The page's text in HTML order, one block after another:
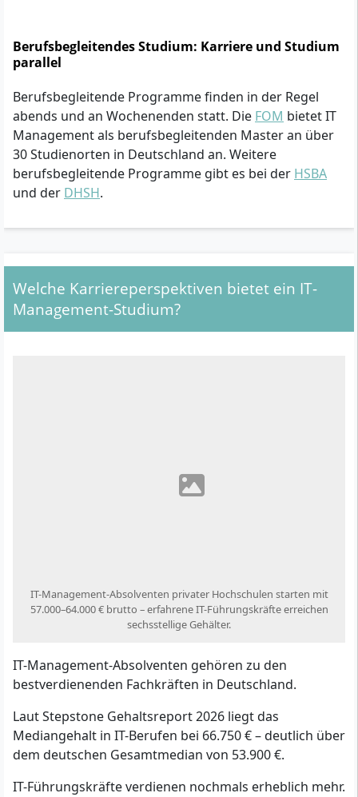
Berufsbegleitendes Studium: Karriere und Studium
parallel
Berufsbegleitende Programme finden in der Regel
abends und an Wochenenden statt. Die FOM bietet IT
Management als berufsbegleitenden Master an über
30 Studienorten in Deutschland an. Weitere
berufsbegleitende Programme gibt es bei der HSBA
und der DHSH.
Welche Karriereperspektiven bietet ein IT-
Management-Studium?
IT-Management-Absolventen privater Hochschulen starten mit
57.000–64.000 € brutto – erfahrene IT-Führungskräfte erreichen
sechsstellige Gehälter.
IT-Management-Absolventen gehören zu den
bestverdienenden Fachkräften in Deutschland.
Laut Stepstone Gehaltsreport 2026 liegt das
Mediangehalt in IT-Berufen bei 66.750 € – deutlich über
dem deutschen Gesamtmedian von 53.900 €.
IT-Führungskräfte verdienen nochmals erheblich mehr.